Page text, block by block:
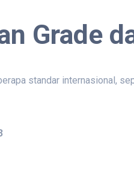
Grade
standar internasional,